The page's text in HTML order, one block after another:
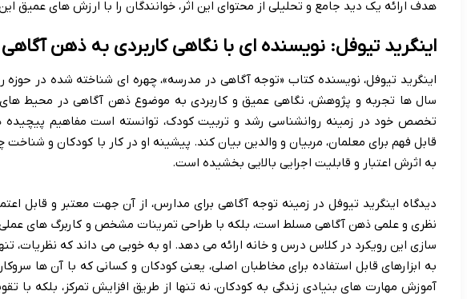
هدف ارائه یک دید جامع و تحلیلی از محتوای این اثر، خوانندگان را با ارزش های عمیق
اینگرید تیوفل: نویسنده ای با نگاهی کاربردی به ذهن
اینگرید تیوفل، نویسنده کتاب «توجه آگاهی در مدرسه»، چهره ای شناخته شده در
سال ها تجربه و پژوهش، نگاهی عمیق و کاربردی به موضوع ذهن آگاهی در محیط های
تخصص خود در زمینه روانشناسی رشد و تربیت کودک، توانسته است مفاهیم پیچیده
قابل فهم برای معلمان، مربیان و والدین بیان کند. پیشینه او در کار با کودکان و
به اثرش اعتبار و قابلیت اجرایی بالایی بخشیده است.
دیدگاه اینگرید تیوفل در زمینه توجه آگاهی برای مدارس، از آن جهت معتبر و قابل
نظری و علمی ذهن آگاهی مسلط است، بلکه با طراحی تمرینات مشخص و کاربرگ های عملی،
سازی این رویکرد در کلاس درس و خانه ارائه می دهد. او به خوبی می داند که نظریات،
به ابزارهای قابل استفاده برای مخاطبان اصلی، یعنی کودکان و کسانی که با آن ها سروکار
آموزش مهارت های بنیادی زندگی به کودکان، نه تنها از طریق افزایش تمرکز، بلکه با